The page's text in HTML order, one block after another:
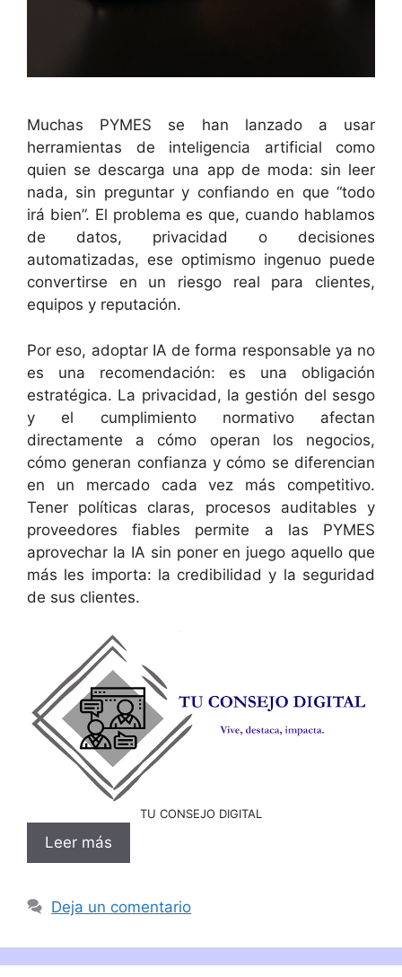
Muchas PYMES se han lanzado a usar
herramientas de inteligencia artificial como
quien se descarga una app de moda: sin leer
nada, sin preguntar y confiando en que “todo
irá bien”. El problema es que, cuando hablamos
de datos, privacidad o decisiones
automatizadas, ese optimismo ingenuo puede
convertirse en un riesgo real para clientes,
equipos y reputación.
Por eso, adoptar IA de forma responsable ya no
es una recomendación: es una obligación
estratégica. La privacidad, la gestión del sesgo
y el cumplimiento normativo afectan
directamente a cómo operan los negocios,
cómo generan confianza y cómo se diferencian
en un mercado cada vez más competitivo.
Tener políticas claras, procesos auditables y
proveedores fiables permite a las PYMES
aprovechar la IA sin poner en juego aquello que
más les importa: la credibilidad y la seguridad
de sus clientes.
TU CONSEJO DIGITAL
Leer más
Deja un comentario